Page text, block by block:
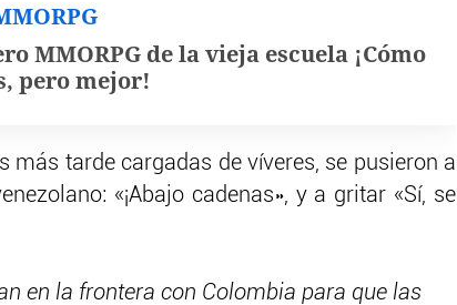
MMORPG de la vieja escuela ¡Cómo
pero mejor!
más tarde cargadas de víveres, se pusieron a
«¡Abajo cadenas», y a gritar «Sí, se
en la frontera con Colombia para que las